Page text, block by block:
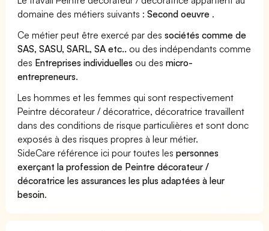
domaine des métiers suivants :Second oeuvre .
Ce métier peut être exercé par dessociétés comme de
SAS, SASU, SARL, SA etc.. ou des indépendants comme
des Entreprises individuelles ou desmicro-
entrepreneurs.
Les hommes et les femmes qui sont respectivement
Peintre décorateur / décoratrice, décoratrice travaillent
dans des conditions de risque particulières et sont donc
exposés à des risques propres à leur métier.
SideCare référence ici pour toutes lespersonnes
exerçant la profession de Peintre décorateur /
décoratrice les assurances les plus adaptées à leur
besoin.